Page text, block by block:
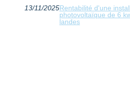
13/11/2025Rentabilité d'une
photovoltaïque de 6
landes